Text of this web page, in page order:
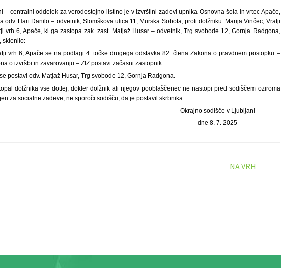
– centralni oddelek za verodostojno listino je v izvršilni zadevi upnika Osnovna šola in vrtec Apače,
odv. Hari Danilo – odvetnik, Slomškova ulica 11, Murska Sobota, proti dolžniku: Marija Vinčec, Vratji
vrh 6, Apače, ki ga zastopa zak. zast. Matjaž Husar – odvetnik, Trg svobode 12, Gornja Radgona,
sklenilo:
vrh 6, Apače se na podlagi 4. točke drugega odstavka 82. člena Zakona o pravdnem postopku –
o izvršbi in zavarovanju – ZIZ postavi začasni zastopnik.
postavi odv. Matjaž Husar, Trg svobode 12, Gornja Radgona.
dolžnika vse dotlej, dokler dolžnik ali njegov pooblaščenec ne nastopi pred sodiščem oziroma
za socialne zadeve, ne sporoči sodišču, da je postavil skrbnika.
Okrajno sodišče v Ljubljani
dne 8. 7. 2025
NA VRH